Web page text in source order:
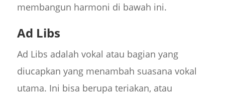
membangun harmoni di bawah ini.
Ad Libs
Ad Libs adalah vokal atau bagian yang
diucapkan yang menambah suasana vokal
utama. Ini bisa berupa teriakan, atau